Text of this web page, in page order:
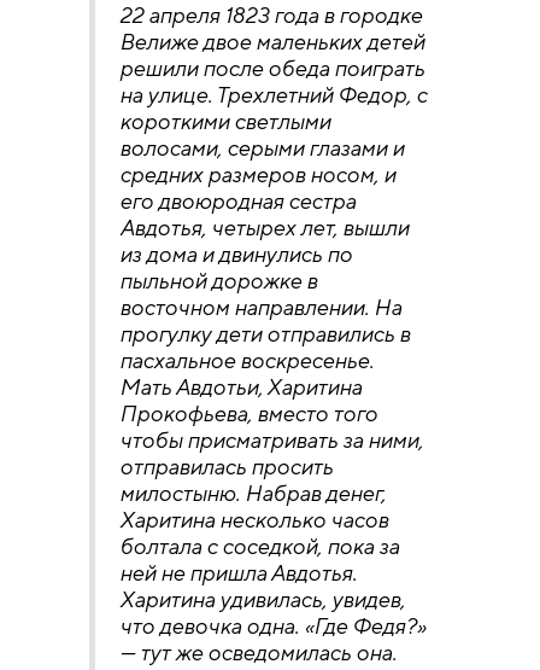
22 апреля 1823 года в городке
Велиже двое маленьких детей
решили после обеда поиграть
на улице. Трехлетний Федор, с
короткими светлыми
волосами, серыми глазами и
средних размеров носом, и
его двоюродная сестра
Авдотья, четырех лет, вышли
из дома и двинулись по
пыльной дорожке в
восточном направлении. На
прогулку дети отправились в
пасхальное воскресенье.
Мать Авдотьи, Харитина
Прокофьева, вместо того
чтобы присматривать за ними,
отправилась просить
милостыню. Набрав денег,
Харитина несколько часов
болтала с соседкой, пока за
ней не пришла Авдотья.
Харитина удивилась, увидев,
что девочка одна. «Где Федя?»
— тут же осведомилась она.